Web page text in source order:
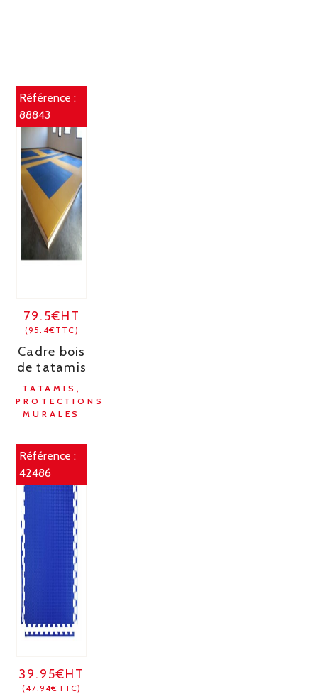
Référence :
88843
79.5€HT
(95.4€TTC)
Cadre bois
de tatamis
TATAMIS,
PROTECTIONS
MURALES
Référence :
42486
39.95€HT
(47.94€TTC)